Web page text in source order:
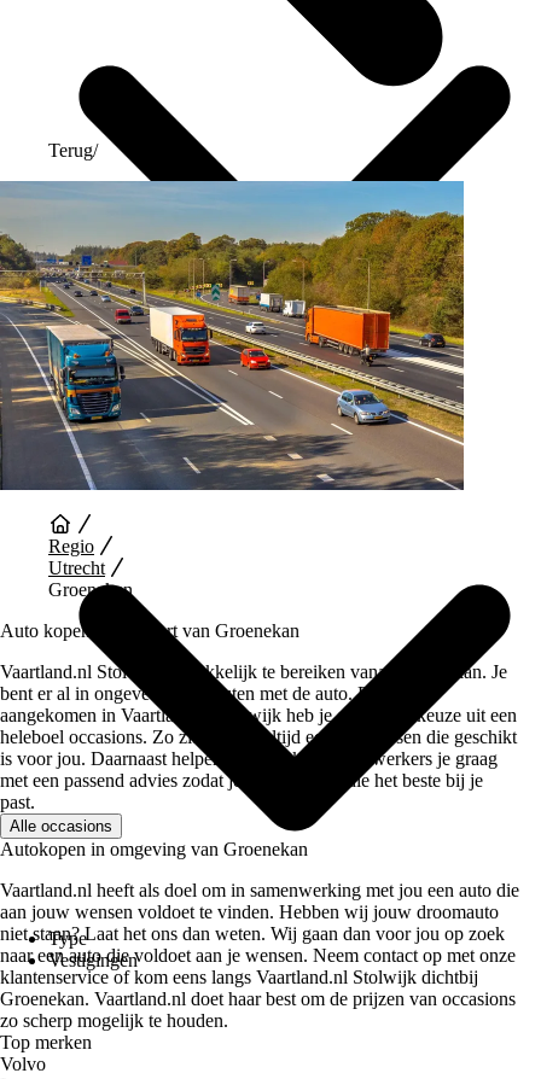
Auto Diensten
Type
Vestigingen
Terug/
Regio
Utrecht
Groenekan
Auto kopen in de buurt van Groenekan
Vaartland.nl Stolwijk is makkelijk te bereiken vanaf Groenekan. Je
bent er al in ongeveer 45 minuten met de auto. Eenmaal
aangekomen in Vaartland.nl Stolwijk heb je een ruime keuze uit een
heleboel occasions. Zo zit er bijna altijd een auto tussen die geschikt
is voor jou. Daarnaast helpen onze verkoopmedewerkers je graag
met een passend advies zodat je de auto kiest die het beste bij je
past.
Alle occasions
Autokopen in omgeving van Groenekan
Vaartland.nl heeft als doel om in samenwerking met jou een auto die
aan jouw wensen voldoet te vinden. Hebben wij jouw droomauto
niet staan? Laat het ons dan weten. Wij gaan dan voor jou op zoek
naar een auto die voldoet aan je wensen. Neem contact op met onze
klantenservice of kom eens langs Vaartland.nl Stolwijk dichtbij
Groenekan. Vaartland.nl doet haar best om de prijzen van occasions
zo scherp mogelijk te houden.
Top merken
Volvo